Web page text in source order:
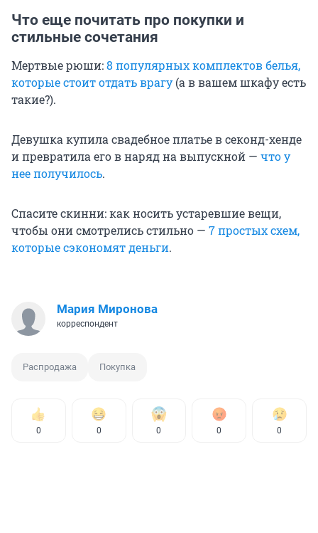
Что еще почитать про покупки и
стильные сочетания
Мертвые рюши:8 популярных комплектов белья,
которые стоит отдать врагу(а в вашем шкафу есть
такие?).
Девушка купила свадебное платье в секонд-хенде
и превратила его в наряд на выпускной — что у
нее получилось.
Спасите скинни: как носить устаревшие вещи,
чтобы они смотрелись стильно — 7 простых схем,
которые сэкономят деньги.
Мария Миронова
корреспондент
Распродажа Покупка
0 0 0 0 0